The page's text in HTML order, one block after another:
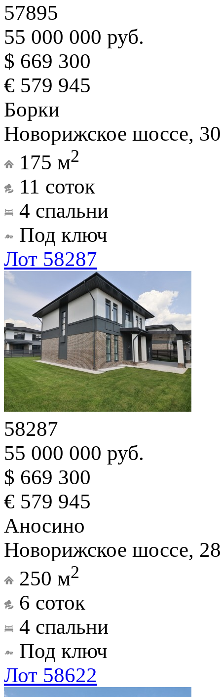
57895
55 000 000 руб.
$ 669 300
€ 579 945
Борки
Новорижское шоссе,
175 м2
11 соток
4 спальни
Под ключ
Лот 58287
58287
55 000 000 руб.
$ 669 300
€ 579 945
Аносино
Новорижское шоссе,
250 м2
6 соток
4 спальни
Под ключ
Лот 58622